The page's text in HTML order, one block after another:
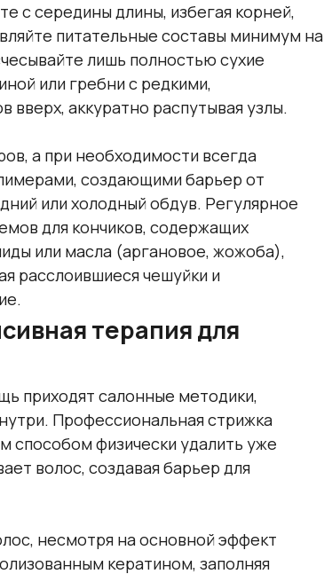
с середины длины, избегая корней,
питательные составы минимум на
лишь полностью сухие
или гребни с редкими,
вверх, аккуратно распутывая узлы.
а при необходимости всегда
создающими барьер от
или холодный обдув. Регулярное
для кончиков, содержащих
или масла (аргановое, жожоба),
расслоившиеся чешуйки и
терапия для
приходят салонные методики,
Профессиональная стрижка
способом физически удалить уже
волос, создавая барьер для
несмотря на основной эффект
кератином, заполняя